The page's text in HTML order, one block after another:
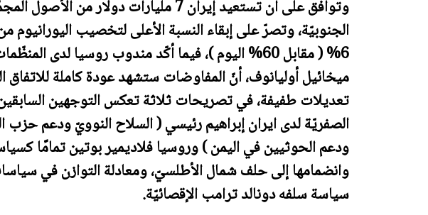
وتوافق على أن تستعيد إيران 7 مليارات دولار
الجنوبيّة، وتصرّ على إبقاء النسبة الأعلى لتخصيب اليورانيوم
6% ( مقابل 60% اليوم )، فيما أكّد مندوب روسيا لدى
ميخائيل أوليانوف، أنّ المفاوضات ستشهد عودة كاملة للاتفاق
تعديلات طفيفة، في تصريحات ثلاثة تعكس التوجهين
الصفريّة لدى ايران إبراهيم رئيسي ( السلاح النوويّ ودعم حزب
ودعم الحوثيين في اليمن ) وروسيا فلاديمير بوتين تمامًا
وانضمامها إلى حلف شمال الأطلسيّ، ومعادلة التوازن في
سياسة سلفه دونالد ترامب الإقصائيّة.